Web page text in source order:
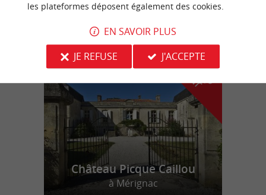
n
o
t
r
e
c
o
u
p
d
e
c
o
e
u
r
Château Picque Caillou
à Mérignac
les plateformes déposent également des cookies.
EN SAVOIR PLUS
JE REFUSE
J'ACCEPTE